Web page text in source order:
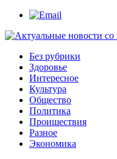
Без рубрики
Здоровье
Интересное
Культура
Общество
Политика
Проишествия
Разное
Экономика